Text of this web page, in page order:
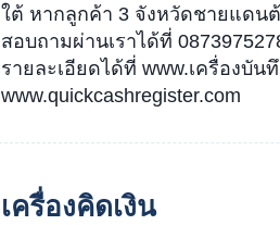
ใต้ หากลูกค้า 3 จังหวัดชายแดน
สอบถามผ่านเราได้ที่
รายละเอียดได้ที่ www.เครื่องบัน
www.quickcashregister.com
เครื่องคิดเงิน